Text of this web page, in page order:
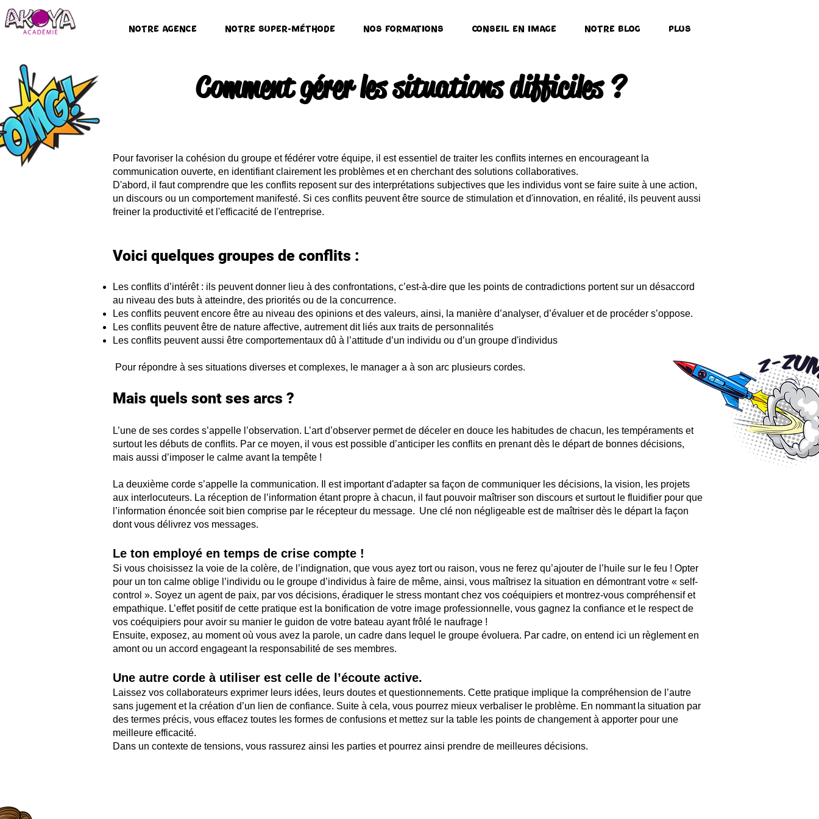
Notre Agence Notre Super-Méthode Nos formations Conseil en image Notre Blog Plus
Comment gérer les situations difficiles ?
Pour favoriser la cohésion du groupe et fédérer votre équipe, il est essentiel de traiter les conflits internes en encourageant la
communication ouverte, en identifiant clairement les problèmes et en cherchant des solutions collaboratives.
D'abord, il faut comprendre que les conflits reposent sur des interprétations subjectives que les individus vont se faire suite à une action,
un discours ou un comportement manifesté. Si ces conflits peuvent être source de stimulation et d'innovation, en réalité, ils peuvent aussi
freiner la productivité et l'efficacité de l'entreprise.
Voici quelques groupes de conflits :
Les conflits d’intérêt : ils peuvent donner lieu à des confrontations, c’est-à-dire que les points de contradictions portent sur un désaccord
au niveau des buts à atteindre, des priorités ou de la concurrence.
Les conflits peuvent encore être au niveau des opinions et des valeurs, ainsi, la manière d’analyser, d’évaluer et de procéder s’oppose.
Les conflits peuvent être de nature affective, autrement dit liés aux traits de personnalités
Les conflits peuvent aussi être comportementaux dû à l’attitude d’un individu ou d’un groupe d'individus
Pour répondre à ses situations diverses et complexes, le manager a à son arc plusieurs cordes.
Mais quels sont ses arcs ?
L’une de ses cordes s’appelle l’observation. L’art d’observer permet de déceler en douce les habitudes de chacun, les tempéraments et
surtout les débuts de conflits. Par ce moyen, il vous est possible d’anticiper les conflits en prenant dès le départ de bonnes décisions,
mais aussi d’imposer le calme avant la tempête !
La deuxième corde s’appelle la communication. Il est important d'adapter sa façon de communiquer les décisions, la vision, les projets
aux interlocuteurs. La réception de l’information étant propre à chacun, il faut pouvoir maîtriser son discours et surtout le fluidifier pour que
l’information énoncée soit bien comprise par le récepteur du message. Une clé non négligeable est de maîtriser dès le départ la façon
dont vous délivrez vos messages.
Le ton employé en temps de crise compte !
Si vous choisissez la voie de la colère, de l’indignation, que vous ayez tort ou raison, vous ne ferez qu’ajouter de l’huile sur le feu ! Opter
pour un ton calme ob lige l’individu ou le groupe d’individus à faire de même, ainsi, vous maîtrisez la situation en démontrant votre « self-
control ». Soyez un agent de paix, par vos décisions, éradiquer le stress montant chez vos coéquipiers et montrez-vous compréhensif et
empathique. L’effet positif de cette pratique est la bonification de votre image professionnelle, vous gagnez la confiance et le respect de
vos coéquipiers pour avoir su manier le guidon de votre bateau ayant frôlé le naufrage !
Ensuite, exposez, au moment où vous avez la parole, un cadre dans lequel le groupe évoluera. Par cadre, on entend ici un règlement en
amont ou un accord engageant la responsabilité de ses membres.
Une autre corde à utiliser est celle de l’écoute active.
Laissez vos collaborateurs exprimer leurs idées, leurs doutes et questionnements. Cette pratique implique la compréhension de l’autre
sans jugement et la création d’un lien de confiance. Suite à cela, vous pourrez mieux verbaliser le problème. En nommant la situation par
des termes précis, vous effacez toutes les formes de confusions et mettez sur la table les points de changement à apporter pour une
meilleure efficacité.
Dans un contexte de tensions, vous rassurez ainsi les parties et pourrez ainsi prendre de meilleures décisions.